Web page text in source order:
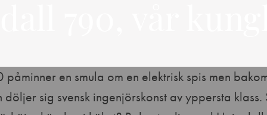
en smula om en elektrisk spis men
sig svensk ingenjörskonst av yppersta klass.